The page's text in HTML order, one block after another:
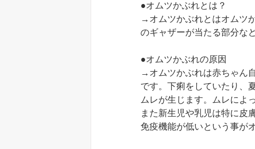
●オムツかぶれとは？
→オムツかぶれとはオムツ
のギャザーが当たる部分な
●オムツかぶれの原因
→オムツかぶれは赤ちゃん
です。下痢をしていたり、
ムレが生じます。ムレによ
また新生児や乳児は特に皮
免疫機能が低いという事が